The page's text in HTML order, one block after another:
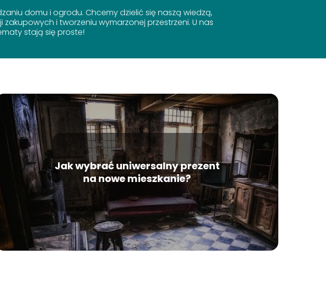
domu i ogrodu. Chcemy dzielić się naszą wiedzą,
i tworzeniu wymarzonej przestrzeni. U nas
stają się proste!
Jak wybrać uniwersalny prezent
na nowe mieszkanie?